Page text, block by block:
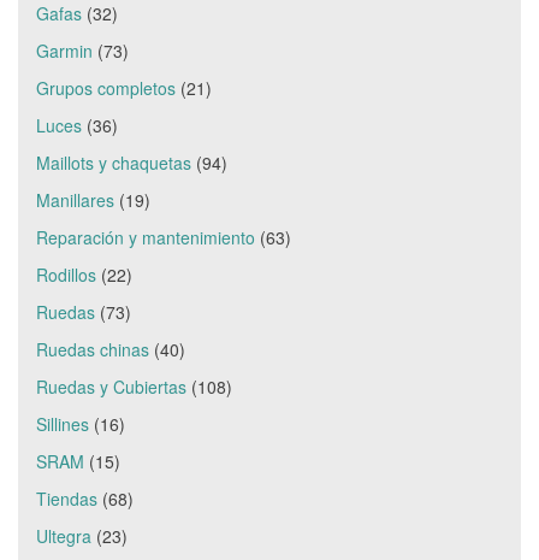
Gafas (32)
Garmin (73)
Grupos completos (21)
Luces (36)
Maillots y chaquetas (94)
Manillares (19)
Reparación y mantenimiento (63)
Rodillos (22)
Ruedas (73)
Ruedas chinas (40)
Ruedas y Cubiertas (108)
Sillines (16)
SRAM (15)
Tiendas (68)
Ultegra (23)